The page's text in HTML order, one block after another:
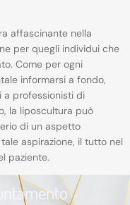
affascinante nella
per quegli individui che
Come per ogni
informarsi a fondo,
a professionisti di
la liposcultura può
di un aspetto
aspirazione, il tutto nel
paziente.